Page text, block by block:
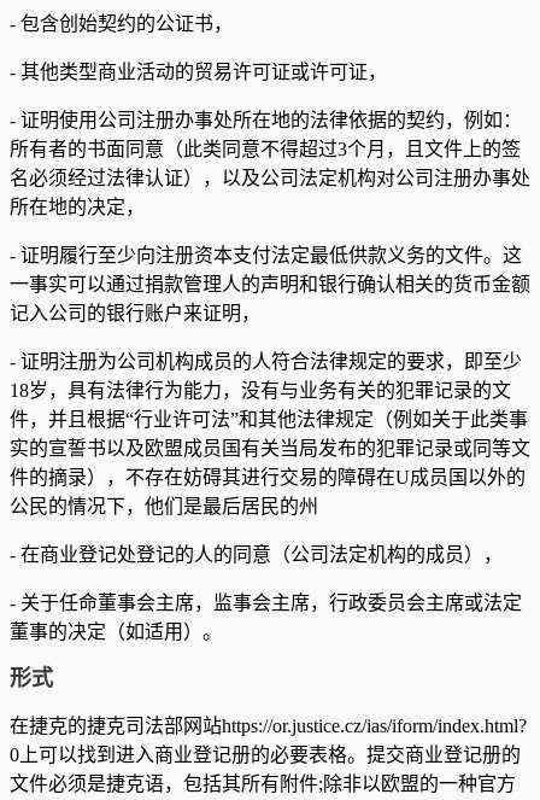
- 包含创始契约的公证书，
- 其他类型商业活动的贸易许可证或许可证，
- 证明使用公司注册办事处所在地的法律依据的契约，例如：
所有者的书面同意（此类同意不得超过3个月，且文件上的签
名必须经过法律认证），以及公司法定机构对公司注册办事处
所在地的决定，
- 证明履行至少向注册资本支付法定最低供款义务的文件。这
一事实可以通过捐款管理人的声明和银行确认相关的货币金额
记入公司的银行账户来证明，
- 证明注册为公司机构成员的人符合法律规定的要求，即至少
18岁，具有法律行为能力，没有与业务有关的犯罪记录的文
件，并且根据“行业许可法”和其他法律规定（例如关于此类事
实的宣誓书以及欧盟成员国有关当局发布的犯罪记录或同等文
件的摘录），不存在妨碍其进行交易的障碍在U成员国以外的
公民的情况下，他们是最后居民的州
- 在商业登记处登记的人的同意（公司法定机构的成员），
- 关于任命董事会主席，监事会主席，行政委员会主席或法定
董事的决定（如适用）。
形式
在捷克的捷克司法部网站https://or.justice.cz/ias/iform/index.html?
0上可以找到进入商业登记册的必要表格。提交商业登记册的
文件必须是捷克语，包括其所有附件;除非以欧盟的一种官方